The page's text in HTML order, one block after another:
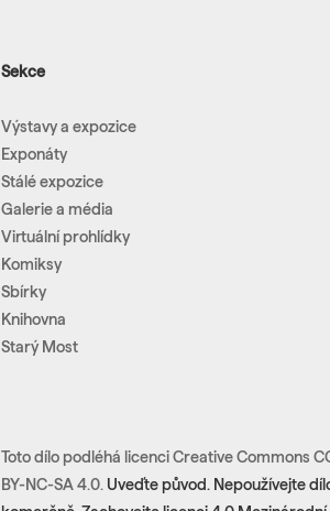
Sekce
Výstavy a expozice
Exponáty
Stálé expozice
Galerie a média
Virtuální prohlídky
Komiksy
Sbírky
Knihovna
Starý Most
Toto dílo podléhá licenci Creative Commons
BY-NC-SA 4.0. Uveďte původ. Nepoužívejte